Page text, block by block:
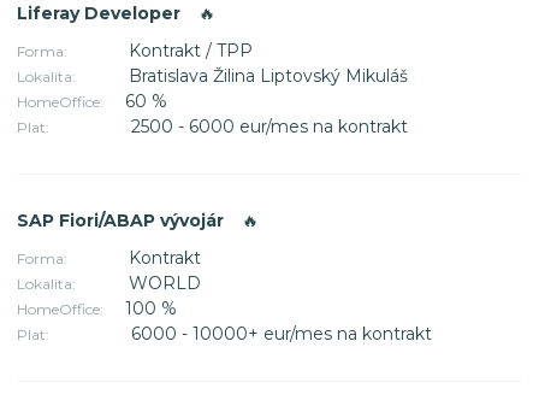
Liferay Developer 🔥
Forma: Kontrakt / TPP
Lokalita: Bratislava Žilina Liptovský Mikuláš
HomeOffice: 60 %
Plat: 2500 - 6000 eur/mes na kontrakt
SAP Fiori/ABAP vývojár 🔥
Forma: Kontrakt
Lokalita: WORLD
HomeOffice: 100 %
Plat: 6000 - 10000+ eur/mes na kontrakt